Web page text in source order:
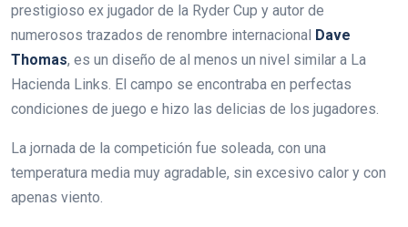
prestigioso ex jugador de la Ryder Cup y autor de
numerosos trazados de renombre internacional Dave
Thomas, es un diseño de al menos un nivel similar a La
Hacienda Links. El campo se encontraba en perfectas
condiciones de juego e hizo las delicias de los jugadores.
La jornada de la competición fue soleada, con una
temperatura media muy agradable, sin excesivo calor y con
apenas viento.